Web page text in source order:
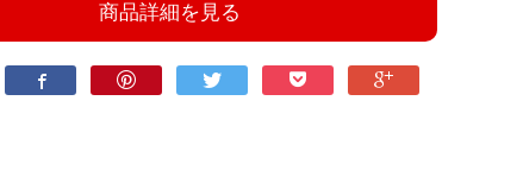
商品詳細を見る